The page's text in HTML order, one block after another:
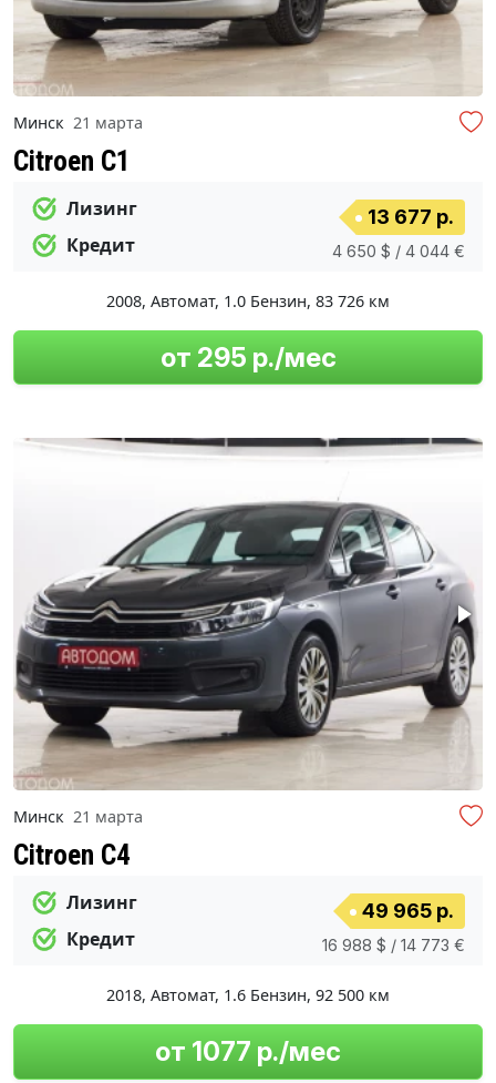
Минск 21 марта
Citroen C1
Лизинг
Кредит
13 677 р.
4 650 $ / 4 044 €
2008, Автомат, 1.0 Бензин, 83 726 км
от 295 р./мес
Минск 21 марта
Citroen C4
Лизинг
Кредит
49 965 р.
16 988 $ / 14 773 €
2018, Автомат, 1.6 Бензин, 92 500 км
от 1077 р./мес